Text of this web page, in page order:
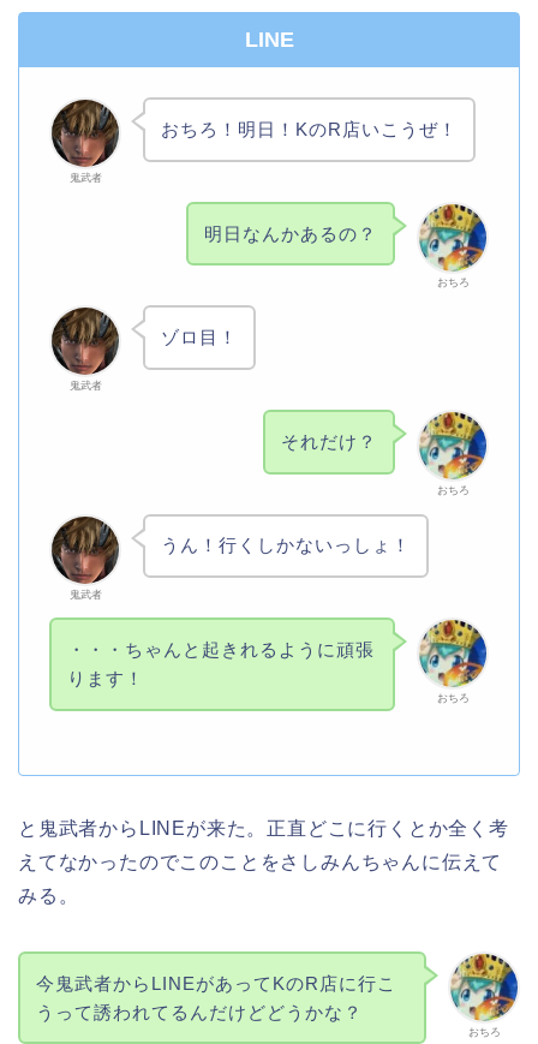
LINE
鬼武者
おちろ！明日！KのR店いこうぜ！
おちろ
明日なんかあるの？
鬼武者
ゾロ目！
おちろ
それだけ？
鬼武者
うん！行くしかないっしょ！
おちろ
・・・ちゃんと起きれるように頑張
ります！
と鬼武者からLINEが来た。正直どこに行くとか全く考
えてなかったのでこのことをさしみんちゃんに伝えて
みる。
おちろ
今鬼武者からLINEがあってKのR店に行こ
うって誘われてるんだけどどうかな？